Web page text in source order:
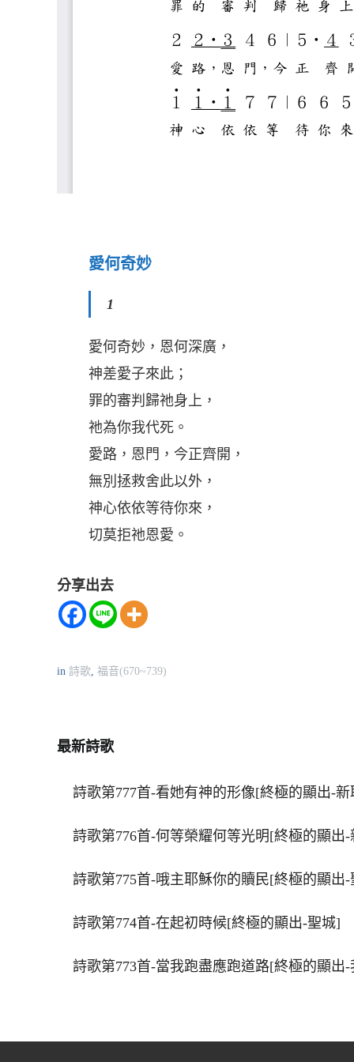
愛何奇妙
1
愛何奇妙，恩何深廣，
神差愛子來此；
罪的審判歸祂身上，
祂為你我代死。
愛路，恩門，今正齊開，
無別拯救舍此以外，
神心依依等待你來，
切莫拒祂恩愛。
分享出去
in 詩歌, 福音(670~739)
最新詩歌
詩歌第777首-看她有神的形像[終極的顯出-
詩歌第776首-何等榮耀何等光明[終極的顯出
詩歌第775首-哦主耶穌你的贖民[終極的顯出
詩歌第774首-在起初時候[終極的顯出-聖城]
詩歌第773首-當我跑盡應跑道路[終極的顯出